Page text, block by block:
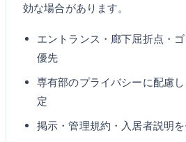
効な場合があります。
エントランス・廊下屈折点・
優先
専有部のプライバシーに配慮
定
掲示・管理規約・入居者説明